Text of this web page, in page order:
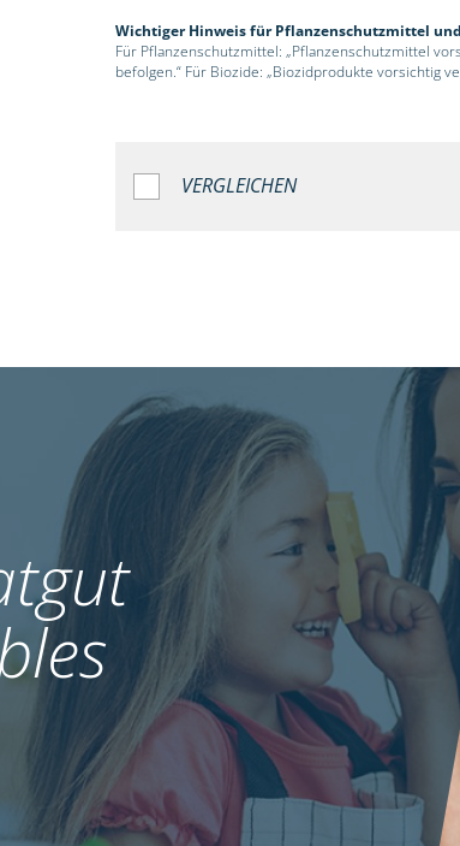
Wichtiger Hinweis für Pflanzenschutzmittel
Für Pflanzenschutzmittel: „Pflanzenschutzmittel
befolgen.“ Für Biozide: „Biozidprodukte vorsichtig
VERGLEICHEN